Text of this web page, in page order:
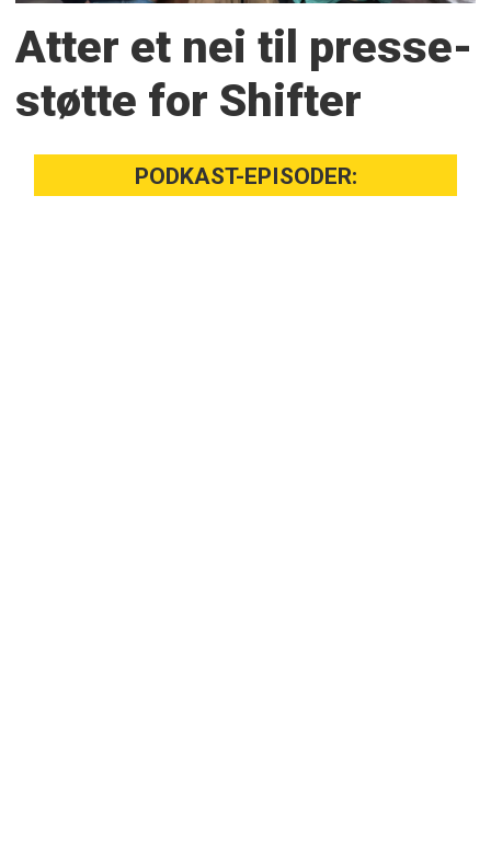
Atter et nei til presse­
støtte for Shifter
PODKAST-EPISODER: